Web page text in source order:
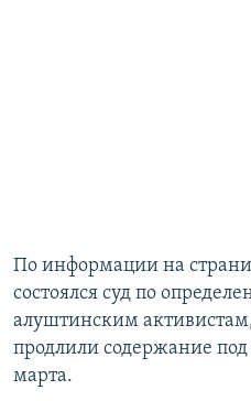
По информации на
состоялся суд по
алуштинским
продлили содержание
марта.